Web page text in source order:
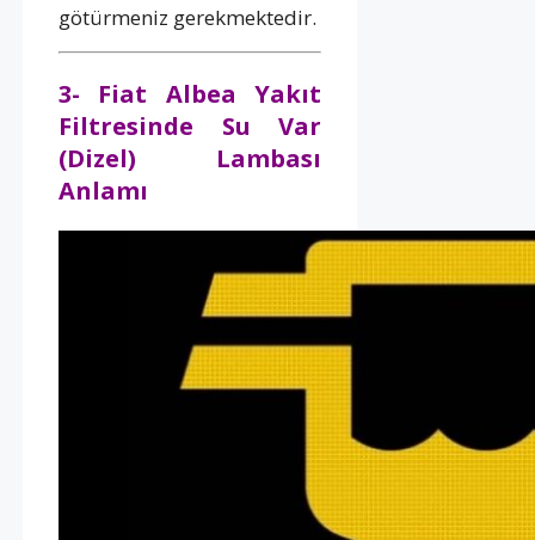
götürmeniz gerekmektedir.
3- Fiat Albea Yakıt
Filtresinde Su Var
(Dizel) Lambası
Anlamı